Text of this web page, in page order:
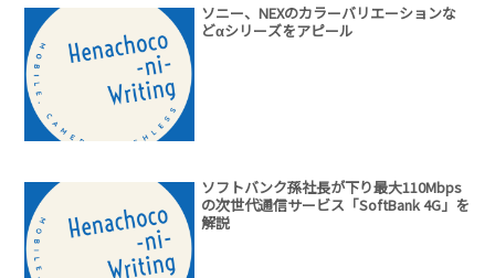
ソニー、NEXのカラーバリエーションな
どαシリーズをアピール
ソフトバンク孫社長が下り最大110Mbps
の次世代通信サービス「SoftBank 4G」を
解説